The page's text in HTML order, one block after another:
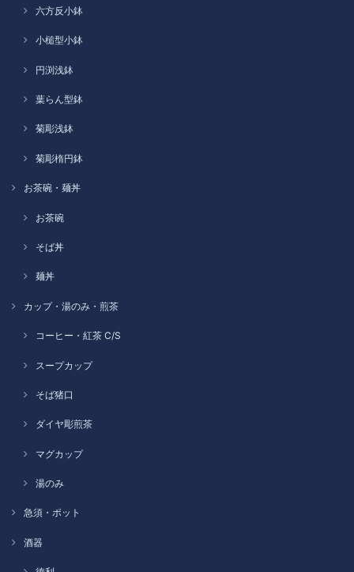
六方反小鉢
小槌型小鉢
円渕浅鉢
葉らん型鉢
菊彫浅鉢
菊彫楕円鉢
お茶碗・麺丼
お茶碗
そば丼
麺丼
カップ・湯のみ・煎茶
コーヒー・紅茶 C/S
スープカップ
そば猪口
ダイヤ彫煎茶
マグカップ
湯のみ
急須・ポット
酒器